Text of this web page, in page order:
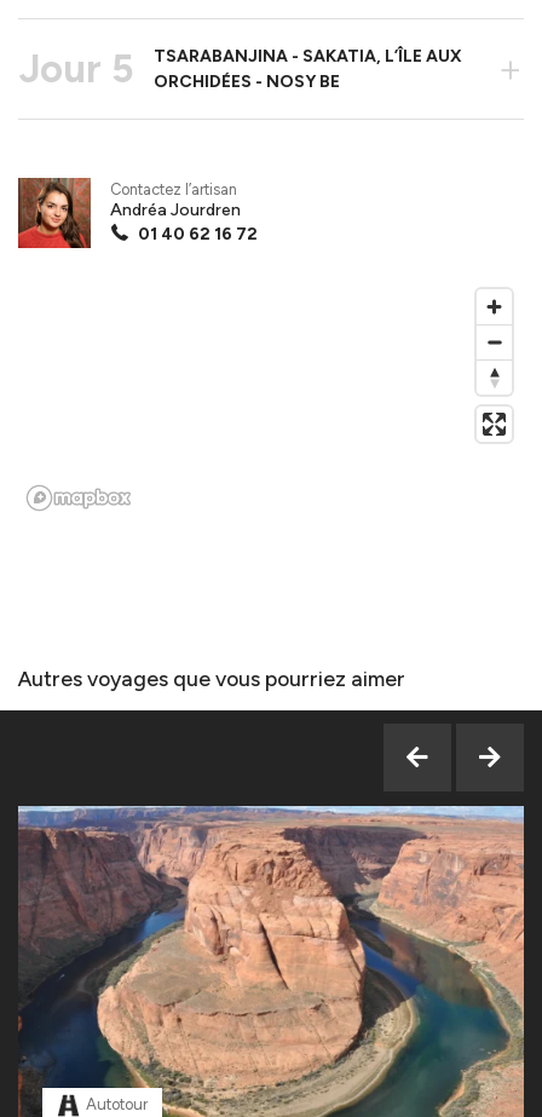
Jour 5
TSARABANJINA - SAKATIA, L’ÎLE AUX
ORCHIDÉES - NOSY BE
+
Contactez l’artisan
Andréa Jourdren
01 40 62 16 72
Autres voyages que vous pourriez aimer
Autotour